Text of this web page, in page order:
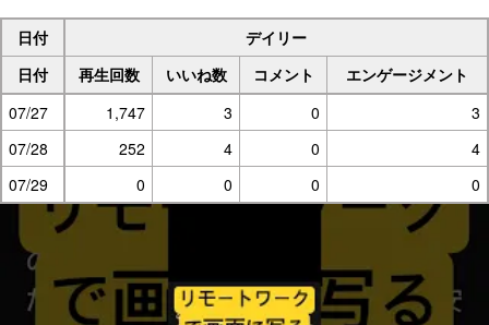
日付
デイリー
日付
再生回数 いいね数 コメント
エンゲージメント
07/27
1,747 3 0
3
07/28
252 4 0
4
07/29
0 0 0 0